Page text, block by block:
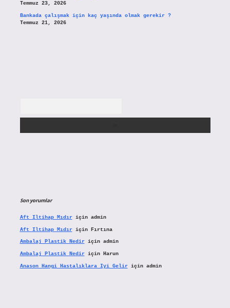
Temmuz 23, 2026
Bankada çalışmak için kaç yaşında olmak gerekir ?
Temmuz 21, 2026
Son yorumlar
Aft Iltihap Mıdıriçin admin
Aft Iltihap Mıdıriçin Fırtına
Ambalaj Plastik Nediriçin admin
Ambalaj Plastik Nediriçin Harun
Anason Hangi Hastalıklara Iyi Geliriçin admin